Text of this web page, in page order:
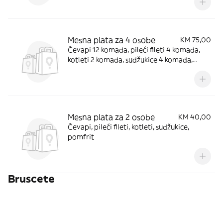
Mesna plata za 4 osobe
KM 75,00
Ćevapi 12 komada, pileći fileti 4 komada,
kotleti 2 komada, sudžukice 4 komada,
Mesna plata za 2 osobe
KM 40,00
Ćevapi, pileći fileti, kotleti, sudžukice,
pomfrit
Bruscete